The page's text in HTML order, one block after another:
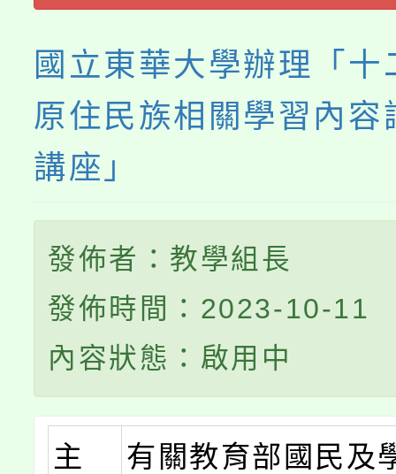
心理、諮商輔導、社會
系所師生報名參加。
國立東華大學辦理「十
原住民族相關學習內容
講座」
發佈者：教學組長
發佈時間：2023-10-11
內容狀態：啟用中
主
有關教育部國民及